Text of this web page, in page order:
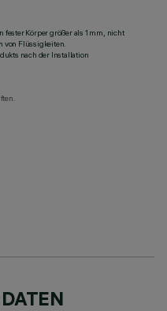
fester Körper größer als 1 mm, nicht
von Flüssigkeiten.
nach der Installation